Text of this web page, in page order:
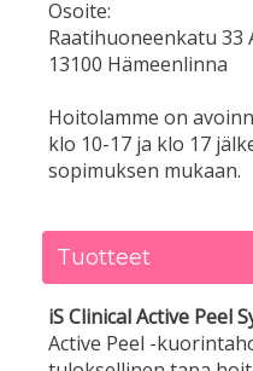
Osoite:
Raatihuoneenkatu 33
13100 Hämeenlinna
Hoitolamme on
klo 10-17 ja klo 17
sopimuksen mukaan.
Tuotteet
iS Clinical Active Peel
Active Peel -